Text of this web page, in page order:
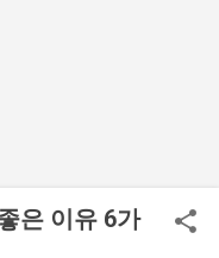
은 이유 6가